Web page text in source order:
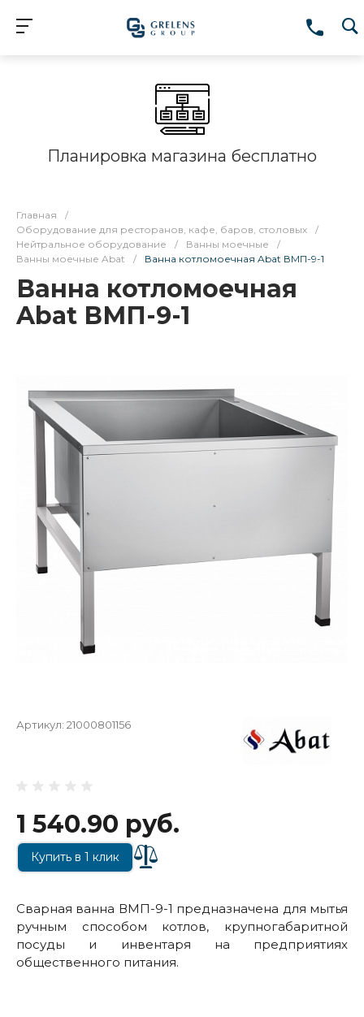
Планировка магазина бесплатно
Главная
/
Оборудование для ресторанов, кафе, баров, столовых
/
Нейтральное оборудование
/ Ванны моечные
/
Ванны моечные Abat
/ Ванна котломоечная Abat ВМП-9-1
Ванна котломоечная
Abat ВМП-9-1
Артикул: 21000801156
1 540.90 руб.
Купить в 1 клик
Сварная ванна ВМП-9-1 предназначена для мытья
ручным способом котлов, крупногабаритной
посуды и инвентаря на предприятиях
общественного питания.